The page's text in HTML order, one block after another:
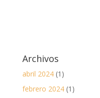
Archivos
abril 2024(1)
febrero 2024(1)